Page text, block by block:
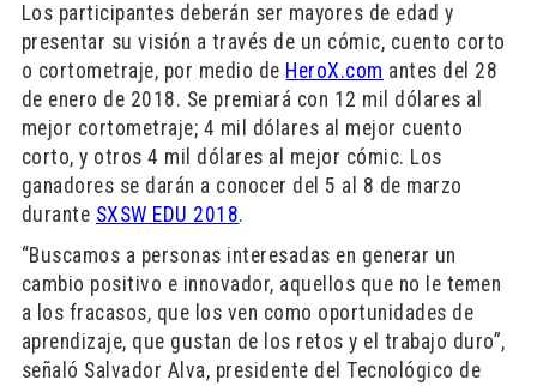
Los participantes deberán ser mayores de edad y
presentar su visión a través de un cómic, cuento corto
o cortometraje, por medio de HeroX.com antes del 28
de enero de 2018. Se premiará con 12 mil dólares al
mejor cortometraje; 4 mil dólares al mejor cuento
corto, y otros 4 mil dólares al mejor cómic. Los
ganadores se darán a conocer del 5 al 8 de marzo
durante SXSW EDU 2018.
“Buscamos a personas interesadas en generar un
cambio positivo e innovador, aquellos que no le temen
a los fracasos, que los ven como oportunidades de
aprendizaje, que gustan de los retos y el trabajo duro”,
señaló Salvador Alva, presidente del Tecnológico de